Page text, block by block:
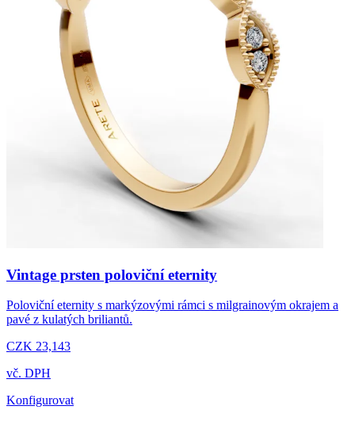
Vintage prsten poloviční eternity
Poloviční eternity s markýzovými rámci s milgrainovým okrajem a
pavé z kulatých briliantů.
CZK 23,143
vč. DPH
Konfigurovat